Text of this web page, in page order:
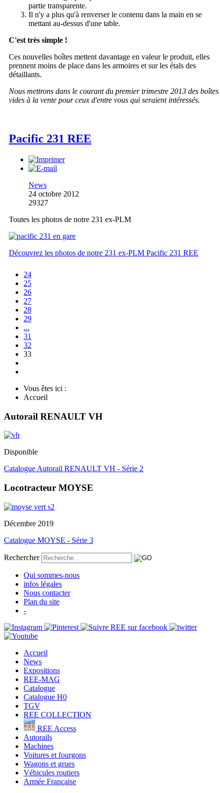
partie transparente.
Il n'y a plus qu'à renverser le contenu dans la main en se
mettant au-dessus d'une table.
C'est très simple !
Ces nouvelles boîtes mettent davantage en valeur le produit, elles
prennent moins de place dans les armoires et sur les étals des
détaillants.
Nous mettrons dans le courant du premier trimestre 2013 des boîtes
vides à la vente pour ceux d'entre vous qui seraient intéressés.
Pacific 231 REE
News
24 octobre 2012
29327
Toutes les photos de notre 231 ex-PLM
Découvrez les photos de notre 231 ex-PLM Pacific 231 REE
24
25
26
27
28
29
...
31
32
33
Vous êtes ici :
Accueil
Autorail RENAULT VH
Disponible
Catalogue Autorail RENAULT VH - Série 2
Locotracteur MOYSE
Décembre 2019
Catalogue MOYSE - Série 3
Rechercher
Qui sommes-nous
infos légales
Nous contacter
Plan du site
-
Accueil
News
Expositions
REE-MAG
Catalogue
Catalogue H0
TGV
REE COLLECTION
REE Access
Autorails
Machines
Voitures et fourgons
Wagons et grues
Véhicules routiers
Armée Française